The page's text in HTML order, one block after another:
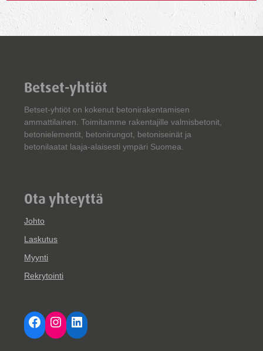
Betset-yhtiöt
Betset-yhtiöt on kokenut betonirakentamisen
ammattilainen. Toimitamme rakentajille valmisbetonit,
betonielementit, betonirungot, betoniseinät ja
betonilaatat laaja-alaisesti ympäri Suomea.
Ota yhteyttä
Johto
Laskutus
Myynti
Rekrytointi
Facebook
Instagram
LinkedIn